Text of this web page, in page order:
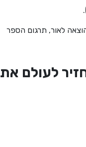
לאור, תרגום הספר
לעולם את